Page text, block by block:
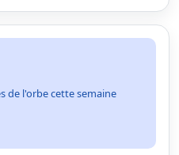
de l'orbe cette semaine